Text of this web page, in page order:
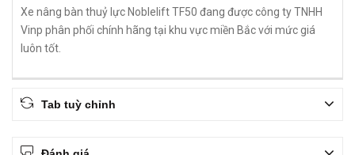
Xe nâng bàn thuỷ lực Noblelift TF50 đang được công ty TNHH
Vinp phân phối chính hãng tại khu vực miền Bắc với mức giá
luôn tốt.
Tab tuỳ chỉnh